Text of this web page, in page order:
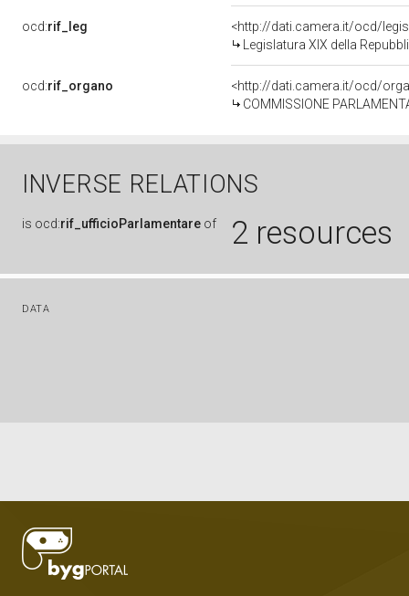
ocd:rif_leg
<http://dati.camera.it/ocd/
Legislatura XIX della
ocd:rif_organo
<http://dati.camera.it/ocd/
COMMISSIONE PARLAMENTARE DI INCHIESTA SULLE
INVERSE RELATIONS
is ocd:rif_ufficioParlamentare of 2 resources
DATA